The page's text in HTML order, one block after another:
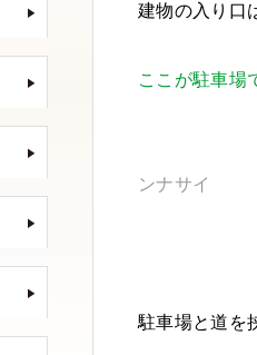
建物の入り口
ここが駐車
ンナサイ
駐車場と道